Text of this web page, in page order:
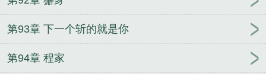
第93章 下一个斩的就是你
第94章 程家